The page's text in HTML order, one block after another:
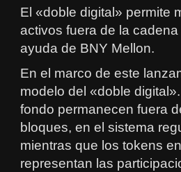
El «doble digital» permite
activos fuera de la
ayuda de BNY Mellon.
En el marco de este
modelo del «doble
fondo permanecen fuera
bloques, en el sistema
mientras que los tokens
representan las